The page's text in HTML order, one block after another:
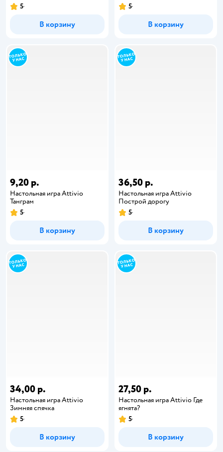
5
В корзину
5
В корзину
9,20 р.
Настольная игра Attivio
Танграм
5
В корзину
36,50 р.
Настольная игра Attivio
Построй дорогу
5
В корзину
34,00 р.
Настольная игра Attivio
Зимняя спячка
5
В корзину
27,50 р.
Настольная игра Attivio Где
ягнята?
5
В корзину